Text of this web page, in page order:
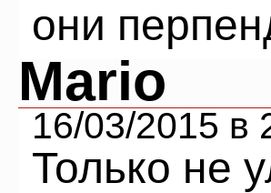
они
Mario
16/03/2015 в
Только не